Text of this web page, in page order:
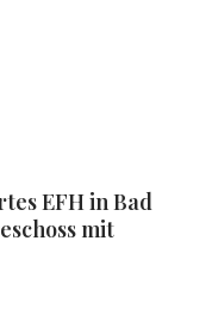
EFH in Bad
mit